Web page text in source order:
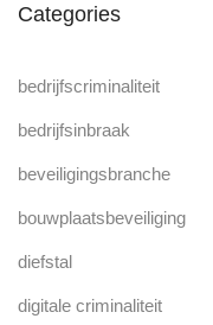
Categories
bedrijfscriminaliteit
bedrijfsinbraak
beveiligingsbranche
bouwplaatsbeveiliging
diefstal
digitale criminaliteit